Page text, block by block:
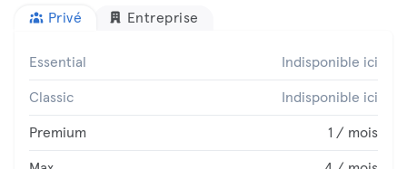
Privé Entreprise
Essential Indisponible ici
Classic Indisponible ici
Premium 1 / mois